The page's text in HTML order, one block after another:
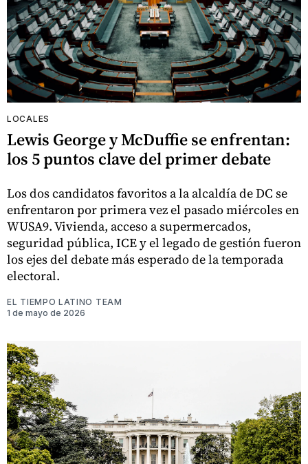
LOCALES
Lewis George y McDuffie se enfrentan:
los 5 puntos clave del primer debate
Los dos candidatos favoritos a la alcaldía de DC se
enfrentaron por primera vez el pasado miércoles en
WUSA9. Vivienda, acceso a supermercados,
seguridad pública, ICE y el legado de gestión fueron
los ejes del debate más esperado de la temporada
electoral.
EL TIEMPO LATINO TEAM
1 de mayo de 2026